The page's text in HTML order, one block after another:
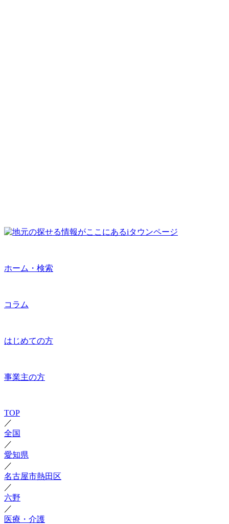
ホーム・検索
コラム
はじめての方
事業主の方
TOP
／
全国
／
愛知県
／
名古屋市熱田区
／
六野
／
医療・介護